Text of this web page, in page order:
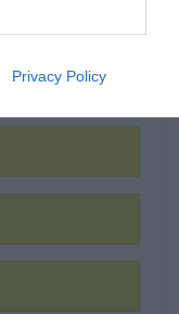
Privacy Policy